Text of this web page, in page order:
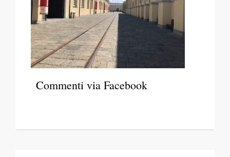
Commenti via Facebook